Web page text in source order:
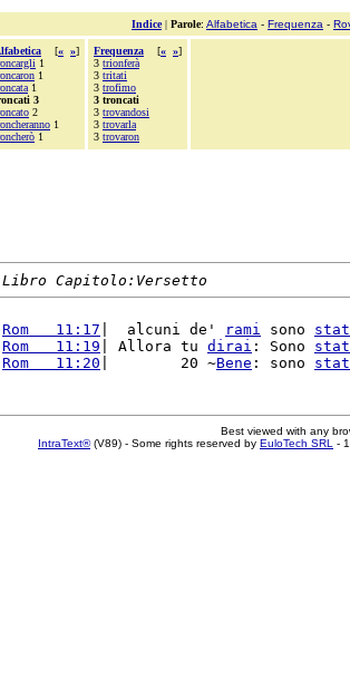
Indice| Parole: Alfabetica - Frequenza -
[« »]
1
1
1
3
2
1
1
Frequenza [« »]
3 trionferà
3 tritati
3 trofimo
3 troncati
3 trovandosi
3 trovarla
3 trovaron
Libro Capitolo:Versetto
Rom   11:17 |  alcuni de' rami sono
Rom   11:19 | Allora tu dirai : Sono
Rom   11:20 |        20 ~Bene : sono
Best viewed with any
IntraText®(V89) - Some rights reserved by EuloTech SRL -